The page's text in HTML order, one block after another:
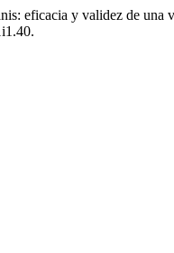
eficacia y validez de